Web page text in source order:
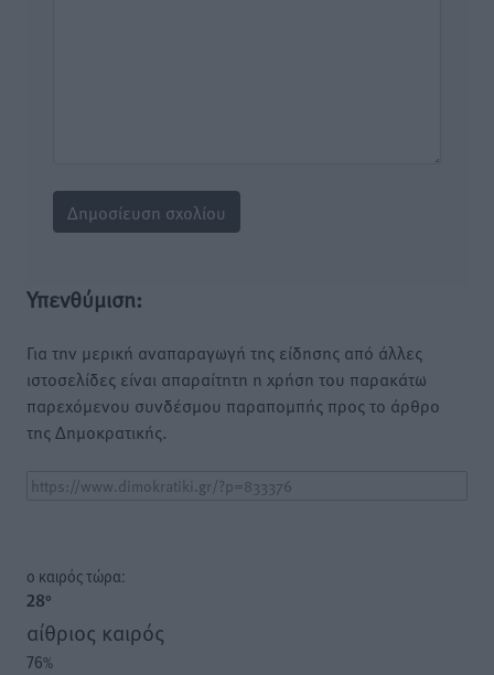
Υπενθύμιση:
Για την μερική αναπαραγωγή της είδησης από άλλες
ιστοσελίδες είναι απαραίτητη η χρήση του παρακάτω
παρεχόμενου συνδέσμου παραπομπής προς το άρθρο
της Δημοκρατικής.
o καιρός τώρα:
28°
αίθριος καιρός
76%